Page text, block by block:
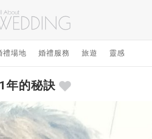
禮場地 婚禮服務 旅遊 靈感
年的秘訣